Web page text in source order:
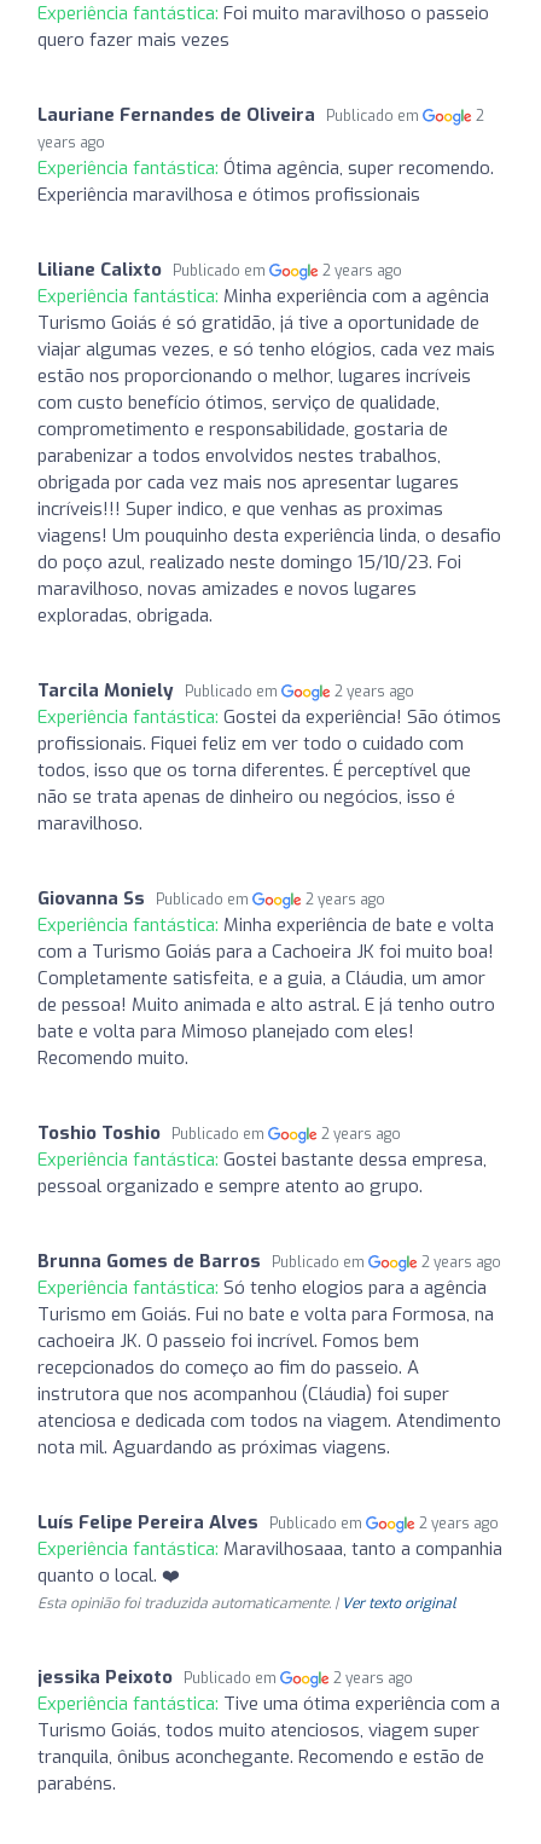
Experiência fantástica: Foi muito maravilhoso o passeio
quero fazer mais vezes
Lauriane Fernandes de Oliveira Publicado em
2
years ago
Experiência fantástica: Ótima agência, super recomendo.
Experiência maravilhosa e ótimos profissionais
Liliane Calixto Publicado em 2 years ago
Experiência fantástica: Minha experiência com a agência
Turismo Goiás é só gratidão, já tive a oportunidade de
viajar algumas vezes, e só tenho elógios, cada vez mais
estão nos proporcionando o melhor, lugares incríveis
com custo benefício ótimos, serviço de qualidade,
comprometimento e responsabilidade, gostaria de
parabenizar a todos envolvidos nestes trabalhos,
obrigada por cada vez mais nos apresentar lugares
incríveis!!! Super indico, e que venhas as proximas
viagens! Um pouquinho desta experiência linda, o desafio
do poço azul, realizado neste domingo 15/10/23. Foi
maravilhoso, novas amizades e novos lugares
exploradas, obrigada.
Tarcila Moniely Publicado em 2 years ago
Experiência fantástica: Gostei da experiência! São ótimos
profissionais. Fiquei feliz em ver todo o cuidado com
todos, isso que os torna diferentes. É perceptível que
não se trata apenas de dinheiro ou negócios, isso é
maravilhoso.
Giovanna Ss Publicado em 2 years ago
Experiência fantástica: Minha experiência de bate e volta
com a Turismo Goiás para a Cachoeira JK foi muito boa!
Completamente satisfeita, e a guia, a Cláudia, um amor
de pessoa! Muito animada e alto astral. E já tenho outro
bate e volta para Mimoso planejado com eles!
Recomendo muito.
Toshio Toshio Publicado em 2 years ago
Experiência fantástica: Gostei bastante dessa empresa,
pessoal organizado e sempre atento ao grupo.
Brunna Gomes de Barros Publicado em 2 years ago
Experiência fantástica: Só tenho elogios para a agência
Turismo em Goiás. Fui no bate e volta para Formosa, na
cachoeira JK. O passeio foi incrível. Fomos bem
recepcionados do começo ao fim do passeio. A
instrutora que nos acompanhou (Cláudia) foi super
atenciosa e dedicada com todos na viagem. Atendimento
nota mil. Aguardando as próximas viagens.
Luís Felipe Pereira Alves Publicado em 2 years ago
Experiência fantástica: Maravilhosaaa, tanto a companhia
quanto o local. ❤️
Esta opinião foi traduzida automaticamente. | Ver texto original
jessika Peixoto Publicado em 2 years ago
Experiência fantástica: Tive uma ótima experiência com a
Turismo Goiás, todos muito atenciosos, viagem super
tranquila, ônibus aconchegante. Recomendo e estão de
parabéns.